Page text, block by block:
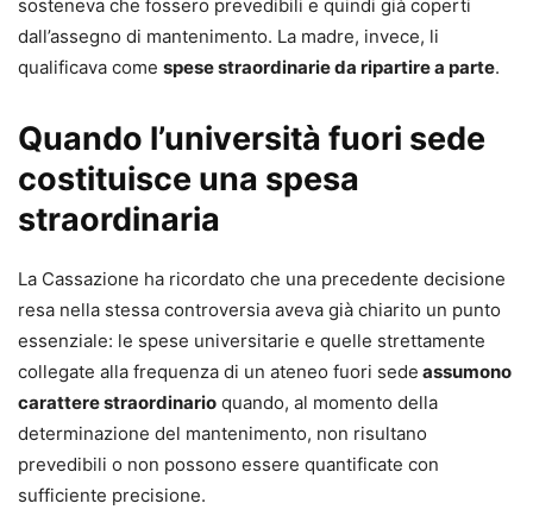
stranieri nel nostro paese (un profilo di sempre
maggiore rilevanza nell’esperienza pratica). Notevole
attenzione è dedicata ai profili difensivi, al contenuto
l’approfondimento delle criticità operative emerse dopo la
riforma Cartabia.
Un testo pensato per chi, nella pratica quotidiana, cerca
risposte argomentate alle questioni più rilevanti in
Michele Angelo Lupoi
Avvocato del Foro di Bologna e Professore ordinario di
diritto processuale civile dell’Università di Bologna, ove
insegna diritto processuale civile e altre materie
collegate, tra cui un Laboratorio per la gestione dei
conflitti familiari.
Direttore della Summer School organizzata dall’Università
sosteneva che fossero prevedibili e quindi già coperti
dall’assegno di mantenimento. La madre, invece, li
qualificava come spese straordinarie da ripartire a parte.
Quando l’università fuori sede
costituisce una spesa
straordinaria
La Cassazione ha ricordato che una precedente decisione
resa nella stessa controversia aveva già chiarito un punto
essenziale: le spese universitarie e quelle strettamente
collegate alla frequenza di un ateneo fuori sede assumono
carattere straordinario quando, al momento della
determinazione del mantenimento, non risultano
prevedibili o non possono essere quantificate con
sufficiente precisione.